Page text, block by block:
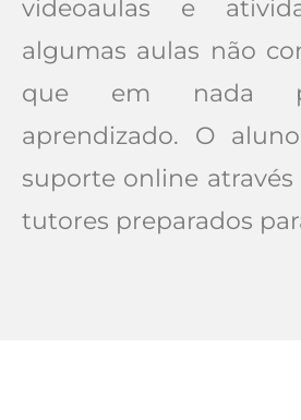
videoaulas e
algumas aulas não
que em nada
aprendizado. O
suporte online
tutores preparados